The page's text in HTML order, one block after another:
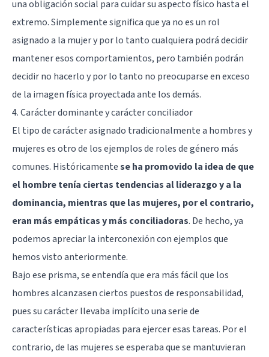
una obligación social para cuidar su aspecto físico hasta el
extremo. Simplemente significa que ya no es un rol
asignado a la mujer y por lo tanto cualquiera podrá decidir
mantener esos comportamientos, pero también podrán
decidir no hacerlo y por lo tanto no preocuparse en exceso
de la imagen física proyectada ante los demás.
4. Carácter dominante y carácter conciliador
El tipo de carácter asignado tradicionalmente a hombres y
mujeres es otro de los ejemplos de roles de género más
comunes. Históricamentese ha promovido la idea de que
el hombre tenía ciertas tendencias al liderazgo y a la
dominancia, mientras que las mujeres, por el contrario,
eran más empáticas y más conciliadoras. De hecho, ya
podemos apreciar la interconexión con ejemplos que
hemos visto anteriormente.
Bajo ese prisma, se entendía que era más fácil que los
hombres alcanzasen ciertos puestos de responsabilidad,
pues su carácter llevaba implícito una serie de
características apropiadas para ejercer esas tareas. Por el
contrario, de las mujeres se esperaba que se mantuvieran